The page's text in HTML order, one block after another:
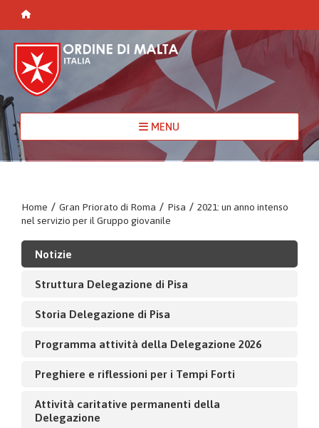
MENU
Home / Gran Priorato di Roma / Pisa / 2021: un anno intenso
nel servizio per il Gruppo giovanile
Notizie
Struttura Delegazione di Pisa
Storia Delegazione di Pisa
Programma attività della Delegazione 2026
Preghiere e riflessioni per i Tempi Forti
Attività caritative permanenti della
Delegazione